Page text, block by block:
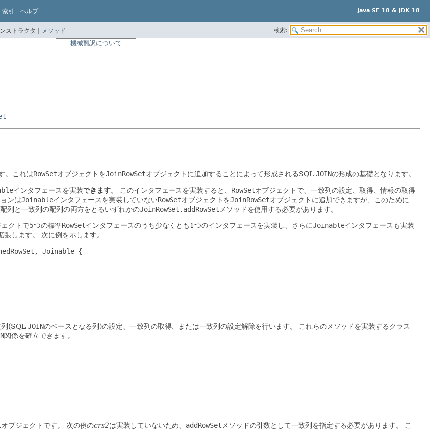
Java SE 18 & JDK 18
索引 ヘルプ
ストラクタ | メソッド 検索:
機械翻訳について
。これはRowSetオブジェクトをJoinRowSetオブジェクトに追加することによって形成されるSQL JOINの形成の基礎となります。
インタフェースを実装できます。 このインタフェースを実装すると、 RowSetオブジェクトで、一致列の設定、取得、情報の取得
ンはJoinableインタフェースを実装していないRowSetオブジェクトをJoinRowSetオブジェクトに追加できますが、このために
列と一致列の配列の両方をとるいずれかのJoinRowSet.addRowSetメソッドを使用する必要があります。
ェクトで5つの標準RowSetインタフェースのうち少なくとも1つのインタフェースを実装し、さらにJoinableインタフェースも実装
張します。 次に例を示します。
Joinable {
列(SQL JOINのベースとなる列)の設定、一致列の取得、または一致列の設定解除を行います。
これらのメソッドを実装するクラス
関係を確立できます。
オブジェクトです。 次の例のcrs2は実装していないため、 addRowSetメソッドの引数として一致列を指定する必要があります。
こ